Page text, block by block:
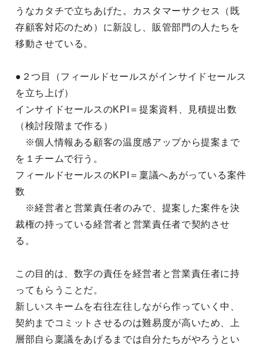
うなカタチで立ちあげた。カスタマーサクセス（既
存顧客対応のため）に新設し、販管部門の人たちを
移動させている。
●２つ目（フィールドセールスがインサイドセールス
を立ち上げ）
インサイドセールスのKPI＝提案資料、見積提出数
（検討段階まで作る）
※個人情報ある顧客の温度感アップから提案まで
を１チームで行う。
フィールドセールスのKPI＝稟議へあがっている案件
数
※経営者と営業責任者のみで、提案した案件を決
裁権の持っている経営者と営業責任者で契約させ
る。
この目的は、数字の責任を経営者と営業責任者に持
ってもらうことだ。
新しいスキームを右往左往しながら作っていく中、
契約までコミットさせるのは難易度が高いため、上
層部自ら稟議をあげるまでは自分たちがやろうとい